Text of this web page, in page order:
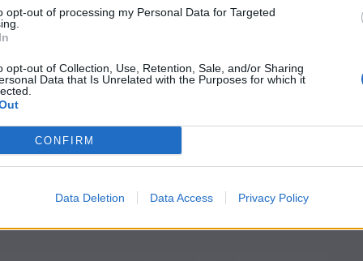
opt-out of processing my Personal Data for Targeted
opt-out of Collection, Use, Retention, Sale, and/or Sharing
Data that Is Unrelated with the Purposes for which it
CONFIRM
Data Deletion Data Access Privacy Policy